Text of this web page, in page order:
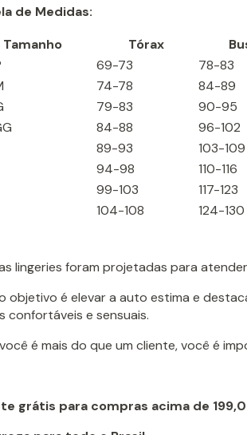
de Medidas:
Tamanho
Tórax
69-73 78-83
74-78 84-89
79-83 90-95
84-88 96-102
89-93 103-109
94-98 110-116
99-103 117-123
104-108 124-130
lingeries foram projetadas para
objetivo é elevar a auto estima e
confortáveis e sensuais.
é mais do que um cliente, você é
grátis para compras acima de